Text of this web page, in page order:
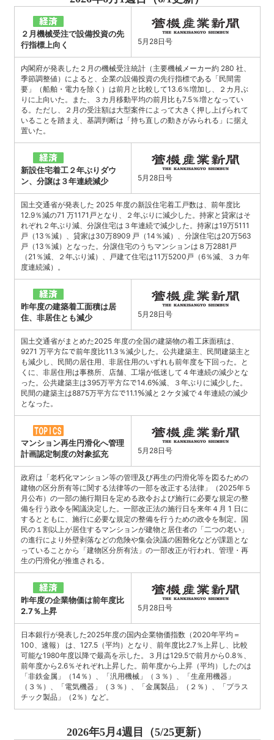
２月機械受注で設備投資の先
行指標上向く
5月28日号
内閣府が発表した２月の機械受注統計（主要機械メーカー約 280 社、
季節調整値）によると、企業の設備投資の先行指標である「民間需
要」（船舶・電力を除く）は前月と比較して13.6％増加し、２カ月ぶ
りに上向いた。また、３カ月移動平均の前月比も7.5％増となってい
る。ただし、２月の受注額は大型案件によって大きく押し上げられて
いることを踏まえ、基調判断は「持ち直しの動きがみられる」に据え
置いた。
新設住宅着工２年ぶりダウ
ン、分譲は３年連続減少
5月28日号
国土交通省が発表した 2025 年度の新設住宅着工戸数は、前年度比
12.9％減の71 万1171戸となり、２年ぶりに減少した。持家と貸家はそ
れぞれ２年ぶり減、分譲住宅は３年連続で減少した。持家は19万5111
戸（13％減）、貸家は30万8909 戸（14％減）、分譲住宅は20万563
戸（13％減）となった。分譲住宅のうちマンションは８万2881戸
（21％減、２年ぶり減）、戸建て住宅は11万5200戸（6％減、３カ年
度連続減）。
昨年度の建築着工面積は居
住、非居住とも減少
5月28日号
国土交通省がまとめた2025 年度の全国の建築物の着工床面積は、
9271 万平方㍍で前年度比11.3％減少した。公共建築主、民間建築主と
も減少し、民間の居住用、非居住用のいずれも前年度を下回った。と
くに、非居住用は事務所、店舗、工場が低迷して４年連続の減少とな
った。公共建築主は395万平方㍍で14.6％減、３年ぶりに減少した。
民間の建築主は8875万平方㍍で11.1％減と２ケタ減で４年連続の減少
となった。
マンション再生円滑化へ管理
計画認定制度の対象拡充
5月28日号
政府は「老朽化マンション等の管理及び再生の円滑化等を図るための
建物の区分所有等に関する法律等の一部を改正する法律」（2025年５
月公布）の一部の施行期日を定める政令および施行に必要な規定の整
備を行う政令を閣議決定した。一部改正法の施行日を来年４月 1 日に
するとともに、施行に必要な規定の整備を行うための政令を制定。国
民の１割以上が居住するマンションが建物と居住者の「二つの老い」
の進行により外壁剥落などの危険や集会決議の困難化などが課題とな
っていることから「建物区分所有法」の一部改正が行われ、管理・再
生の円滑化が推進される。
昨年度の企業物価は前年度比
2.7％上昇
5月28日号
日本銀行が発表した2025年度の国内企業物価指数（2020年平均＝
100、速報） は、127.5（平均）となり、前年度比2.7％上昇し、比較
可能な1980年度以降で最高を示した。３月は129.5で前月から0.8％、
前年度から2.6％それぞれ上昇した。前年度から上昇（平均）したのは
「非鉄金属」（14％）、「汎用機械」（３％）、「生産用機器」
（３％）、「電気機器」（３％）、「金属製品」（２％）、「プラス
チック製品」（2％）など。
2026年5月4週目（5/25更新）